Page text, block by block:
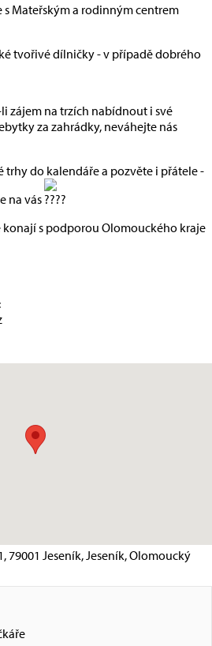
Mateřským a rodinným centrem
tvořivé dílničky - v případě dobrého
li zájem na trzích nabídnout i své
za zahrádky, neváhejte nás
trhy do kalendáře a pozvěte i přátele -
na vás
konají s podporou Olomouckého kraje
79001 Jeseník, Jeseník, Olomoucký